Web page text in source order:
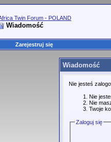
Twin Forum - POLAND
Wiadomość
Zarejestruj się
Wiadomość
Nie jesteś
Nie
Nie
Twoje
Zaloguj się